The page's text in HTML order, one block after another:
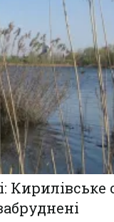
Кирилівське